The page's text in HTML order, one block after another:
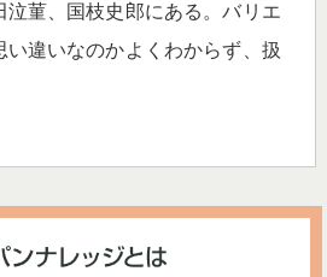
泣菫、国枝史郎にある。バリエ
い違いなのかよくわからず、扱